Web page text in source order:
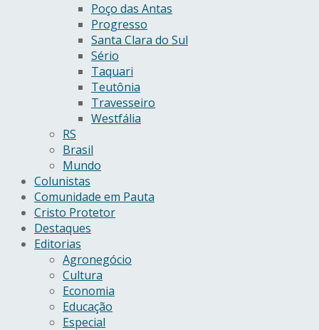
Poço das Antas
Progresso
Santa Clara do Sul
Sério
Taquari
Teutônia
Travesseiro
Westfália
RS
Brasil
Mundo
Colunistas
Comunidade em Pauta
Cristo Protetor
Destaques
Editorias
Agronegócio
Cultura
Economia
Educação
Especial